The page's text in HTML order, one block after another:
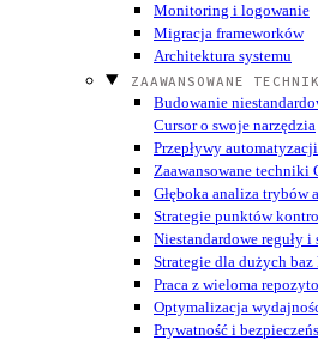
Monitoring i logowanie
Migracja frameworków
Architektura systemu
ZAAWANSOWANE
Budowanie
Cursor o swoje narzędzia
Przepływy
Zaawansowane techniki
Głęboka analiza trybów
Strategie punktów
Niestandardowe reguły i
Strategie dla dużych baz
Praca z wieloma
Optymalizacja
Prywatność i